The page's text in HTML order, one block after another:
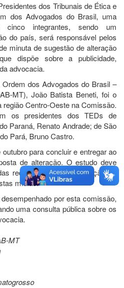
dos Tribunais de Ética e
dos Advogados do Brasil, uma
cinco integrantes, sendo um
do país, será responsável pelos
minuta de sugestão de alteração
dispõe sobre a publicidade,
advocacia.
dos Advogados do Brasil –
MT), João Batista Beneti, foi o
Centro-Oeste na Comissão.
os presidentes dos TEDs de
Paraná, Renato Andrade; de São
Pará, Bruno Castro.
para concluir e entregar ao
de alteração. O estudo deve
redes sociais e a aplicação as
mídias.
por esta comissão,
uma consulta pública sobre os
MT